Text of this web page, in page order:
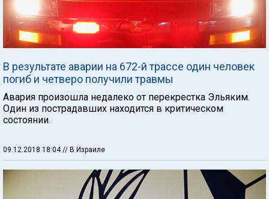
В результате аварии на 672-й трассе один человек
погиб и четверо получили травмы
Авария произошла недалеко от перекрестка Эльяким.
Один из пострадавших находится в критическом
состоянии.
09.12.2018 18:04 // В Израиле